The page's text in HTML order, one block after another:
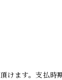
ます。支払時